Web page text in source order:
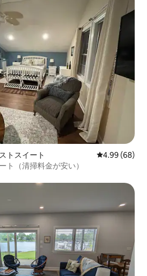
スです。
トスイート レビュー68件
4.99 (68)
ト（清掃料金が安い）